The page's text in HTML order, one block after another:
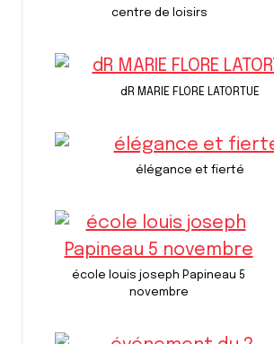
centre de loisirs
dR MARIE FLORE LATORTUE
élégance et fierté
école louis joseph Papineau 5
novembre